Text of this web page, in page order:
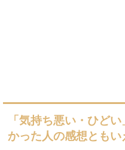
「気持ち悪い・ひど
かった人の感想ともい